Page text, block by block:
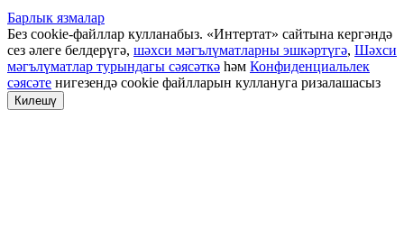
Барлык язмалар
Без cookie-файллар кулланабыз. «Интертат» сайтына кергәндә
сез әлеге белдерүгә, шәхси мәгълүматларны эшкәртүгә, Шәхси
мәгълүматлар турындагы сәясәткә һәм Конфиденциальлек
сәясәте нигезендә cookie файлларын куллануга ризалашасыз
Килешү